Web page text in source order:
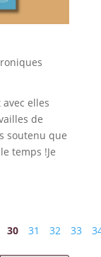
elles
de
soutenu que
temps !Je
30 31 32 33